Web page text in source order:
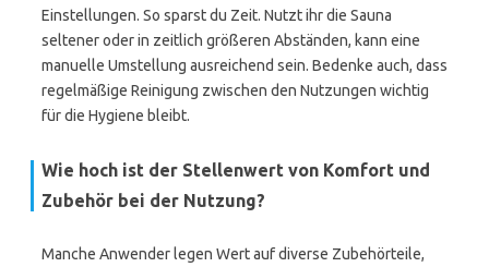
Einstellungen. So sparst du Zeit. Nutzt ihr die Sauna
seltener oder in zeitlich größeren Abständen, kann eine
manuelle Umstellung ausreichend sein. Bedenke auch, dass
regelmäßige Reinigung zwischen den Nutzungen wichtig
für die Hygiene bleibt.
Wie hoch ist der Stellenwert von Komfort und
Zubehör bei der Nutzung?
Manche Anwender legen Wert auf diverse Zubehörteile,